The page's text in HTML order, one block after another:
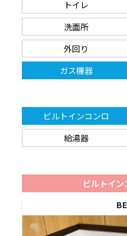
トイレ
洗面所
外回り
ガス機器
ビルトインコンロ
給湯器
ビルトイ